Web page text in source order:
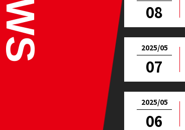
08
2025/05
07
2025/05
06